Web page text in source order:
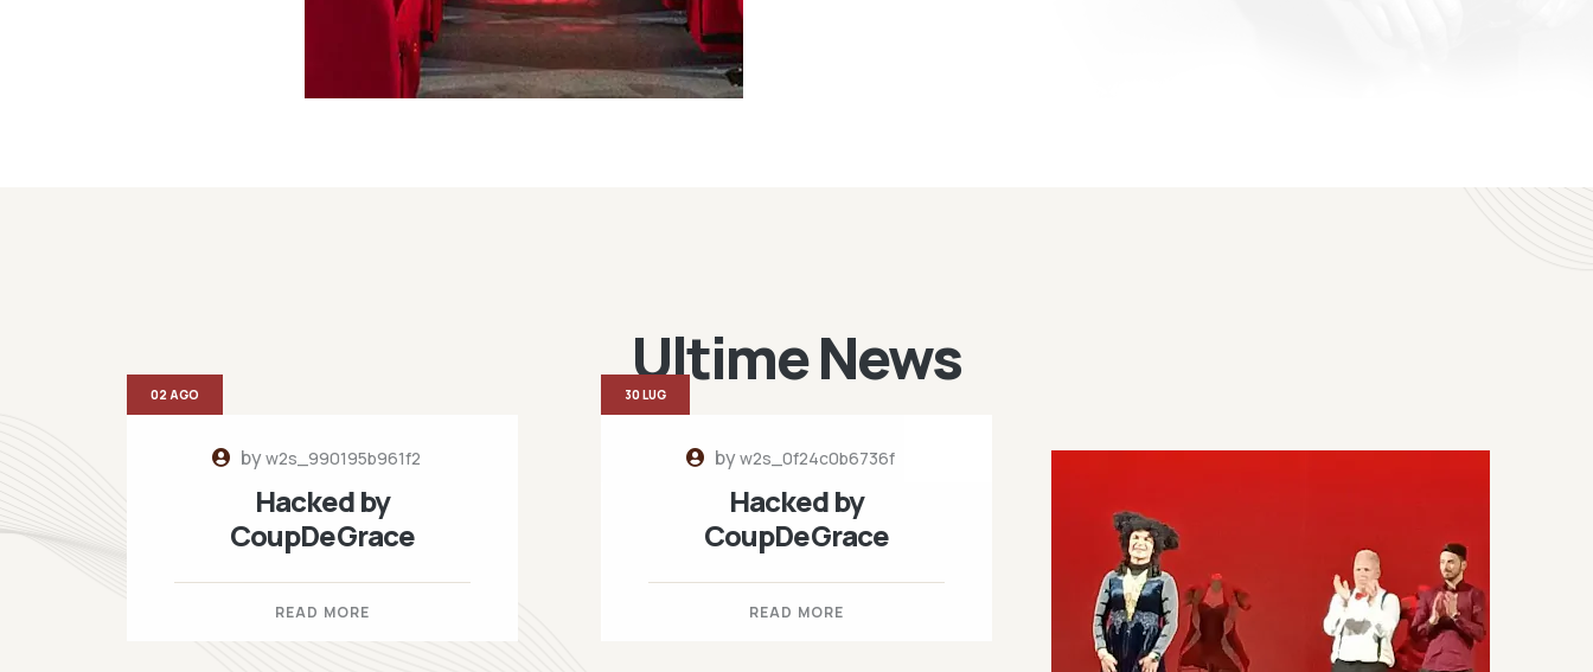
Ultime News
byw2s_990195b961f2
Hacked by
CoupDeGrace
READ MORE
02 AGO
byw2s_0f24c0b6736f
Hacked by
CoupDeGrace
READ MORE
30 LUG